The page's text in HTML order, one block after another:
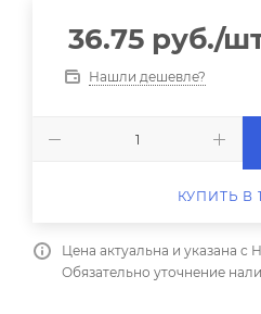
36.75 руб./
Нашли дешевле?
КУПИТЬ В
Цена актуальна и указана с
Обязательно уточнение